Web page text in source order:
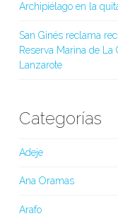
Archipiélago en la
San Ginés reclama
Reserva Marina de
Lanzarote
Categorías
Adeje
Ana Oramas
Arafo